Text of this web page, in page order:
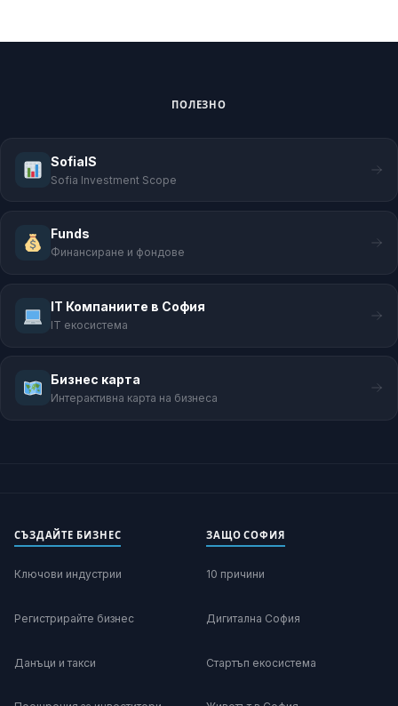
ПОЛЕЗНО
SofiaIS
Sofia Investment Scope
Funds
Финансиране и фондове
IT Компаниите в София
IT екосистема
Бизнес карта
Интерактивна карта на бизнеса
СЪЗДАЙТЕ БИЗНЕС
Ключови индустрии
Регистрирайте бизнес
Данъци и такси
ЗАЩО СОФИЯ
10 причини
Дигитална София
Стартъп екосистема